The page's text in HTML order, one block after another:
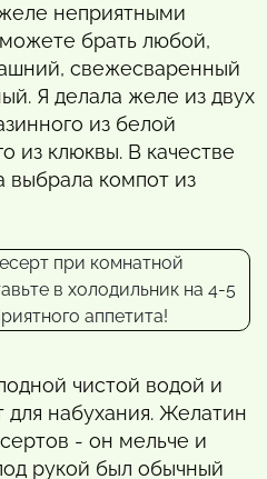
неприятными
брать любой,
свежесваренный
Я делала желе из двух
из белой
из клюквы. В качестве
выбрала компот из
чистой водой и
для набухания. Желатин
- он мельче и
рукой был обычный